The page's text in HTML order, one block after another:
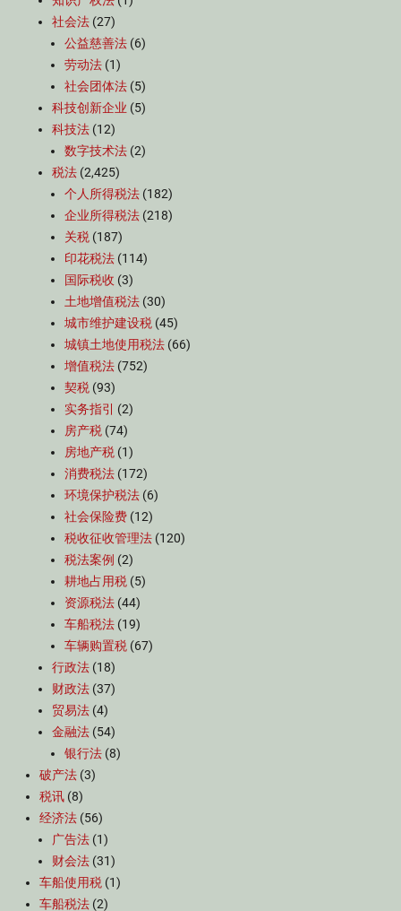
社会法 (27)
公益慈善法 (6)
劳动法 (1)
社会团体法 (5)
科技创新企业 (5)
科技法 (12)
数字技术法 (2)
税法 (2,425)
个人所得税法 (182)
企业所得税法 (218)
关税 (187)
印花税法 (114)
国际税收 (3)
土地增值税法 (30)
城市维护建设税 (45)
城镇土地使用税法 (66)
增值税法 (752)
契税 (93)
实务指引
(2)
房产税 (74)
房地产税 (1)
消费税法 (172)
环境保护税法 (6)
社会保险费 (12)
税收征收管理法 (120)
税法案例 (2)
耕地占用税 (5)
资源税法 (44)
车船税法 (19)
车辆购置税 (67)
行政法 (18)
财政法 (37)
贸易法 (4)
金融法 (54)
银行法 (8)
破产法 (3)
税讯 (8)
经济法 (56)
广告法 (1)
财会法 (31)
车船使用税 (1)
车船税法 (2)